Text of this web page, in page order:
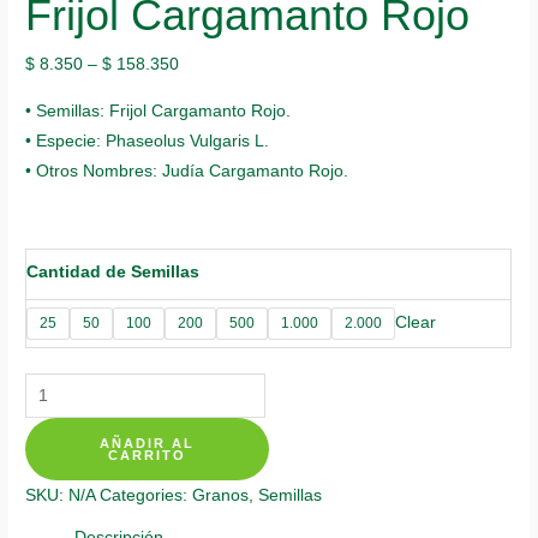
Frijol Cargamanto Rojo
$ 8.350 –$ 158.350
• Semillas: Frijol Cargamanto Rojo.
• Especie: Phaseolus Vulgaris L.
• Otros Nombres: Judía Cargamanto Rojo.
Cantidad de Semillas
25 50 100 200 500 1.000 2.000 Clear
Semillas
Orgánicas
De
Frijol
Cargamanto
AÑADIR AL
CARRITO
SKU: N/A Categories:Granos,Semillas